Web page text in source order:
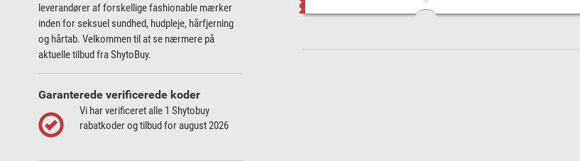
leverandører af forskellige fashionable mærker
inden for seksuel sundhed, hudpleje, hårfjerning
og hårtab. Velkommen til at se nærmere på
aktuelle tilbud fra ShytoBuy.
Garanterede verificerede koder
Vi har verificeret alle 1 Shytobuy
rabatkoder og tilbud for august 2026